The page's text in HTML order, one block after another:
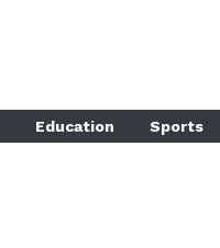
Education Sports